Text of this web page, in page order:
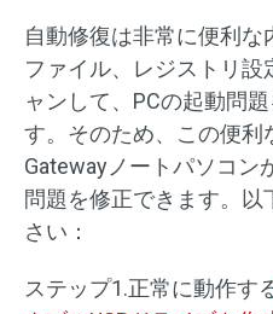
自動修復は非常に便利
ファイル、レジストリ
ャンして、PCの起動問
す。そのため、この便利
Gatewayノートパソコン
問題を修正できます。
さい：
ステップ1.正常に動作す